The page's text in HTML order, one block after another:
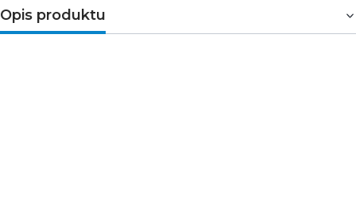
Opis produktu